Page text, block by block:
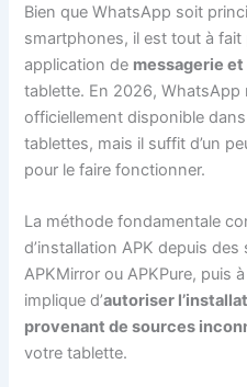
Bien que WhatsApp soit
smartphones, il est tout à
application de messagerie
tablette. En 2026, WhatsApp
officiellement disponible
tablettes, mais il suffit d’un
pour le faire fonctionner.
La méthode fondamentale
d’installation APK depuis
APKMirror ou APKPure, puis
implique d’autoriser
provenant de sources
votre tablette.